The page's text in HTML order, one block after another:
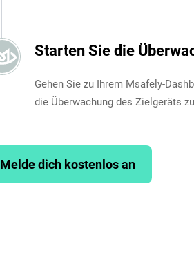
Starten Sie die
Gehen Sie zu Ihrem Msafely-
die Überwachung des Zielgeräts
Melde dich kostenlos an